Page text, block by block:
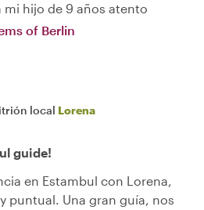
hijo de 9 años atento
of Berlin
local Lorena
guide!
en Estambul con Lorena,
puntual. Una gran guía, nos